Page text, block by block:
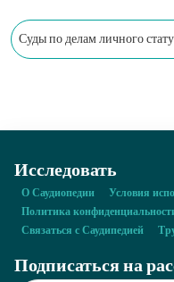
Суды по делам личного
Исследовать
О Саудиопедии
Условия
Политика
Связаться с Саудипедией
Подписаться на